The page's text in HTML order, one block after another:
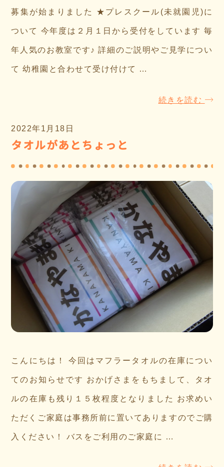
募集が始まりました ★プレスクール(未就園児)に
ついて 今年度は２月１日から受付をしています 毎
年人気のお教室です♪ 詳細のご説明やご見学につい
て 幼稚園と合わせて受け付けて …
続きを読む
2022年1月18日
タオルがあとちょっと
こんにちは！ 今回はマフラータオルの在庫につい
てのお知らせです おかげさまをもちまして、タオ
ルの在庫も残り１５枚程度となりました お求めい
ただくご家庭は事務所前に置いてありますのでご購
入ください！ バスをご利用のご家庭に …